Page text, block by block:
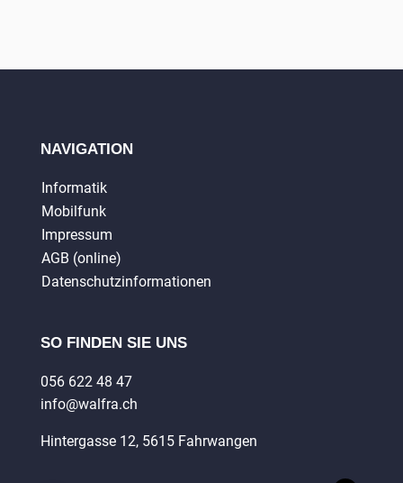
NAVIGATION
Informatik
Mobilfunk
Impressum
AGB (online)
Datenschutzinformationen
SO FINDEN SIE UNS
056 622 48 47
info@walfra.ch
Hintergasse 12, 5615 Fahrwangen